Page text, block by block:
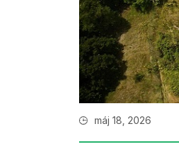
máj 18, 2026